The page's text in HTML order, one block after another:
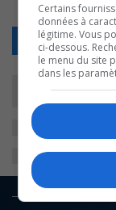
Retour
Certains
données à
légitime. Vous
ci-dessous.
le menu du site
dans les